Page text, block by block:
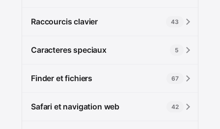
Raccourcis clavier 43
Caracteres speciaux 5
Finder et fichiers 67
Safari et navigation web 42